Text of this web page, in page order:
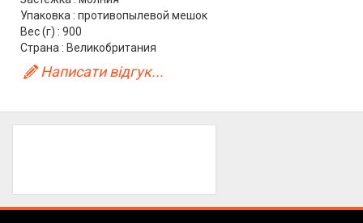
Упаковка : противопылевой мешок
Вес (г) : 900
Страна : Великобритания
Написати відгук...